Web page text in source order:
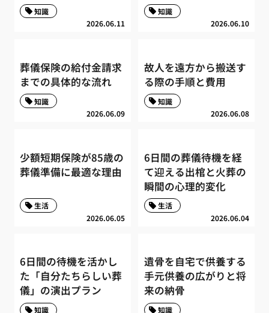
2026.06.11
知識
2026.06.10
知識
葬儀保険の給付金請求
までの具体的な流れ
2026.06.09
知識
故人を遠方から搬送す
る際の手順と費用
2026.06.08
知識
少額短期保険が85歳の
葬儀準備に最適な理由
2026.06.05
生活
6日間の葬儀待機を経
て迎える出棺と火葬の
瞬間の心理的変化
2026.06.04
生活
6日間の待機を活かし
た「自分たちらしい葬
儀」の演出プラン
知識
遺骨を自宅で供養する
手元供養の広がりと将
来の納骨
知識